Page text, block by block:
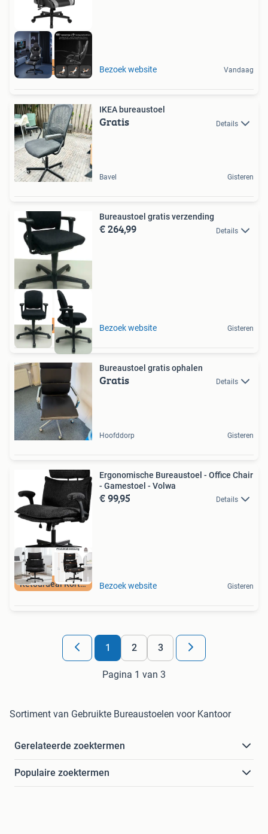
Retourdeal Korting Bezoek website Vandaag
IKEA bureaustoel
Gratis Details
Bavel Gisteren
4 jaar garantie
Bureaustoel gratis verzending
€ 264,99 Details
Bezoek website Gisteren
Bureaustoel gratis ophalen
Gratis Details
Hoofddorp Gisteren
Retourdeal Korting
Ergonomische Bureaustoel - Office Chair
- Gamestoel - Volwa
€ 99,95 Details
Bezoek website Gisteren
1 2 3
Pagina 1 van 3
Sortiment van Gebruikte Bureaustoelen voor Kantoor
Gerelateerde zoektermen
Populaire zoektermen